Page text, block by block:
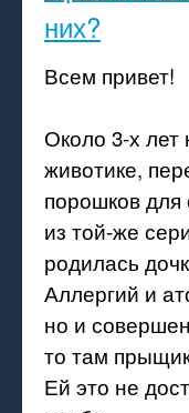
них?
Всем привет!
Около 3-х
животике,
порошков для
из той-же
родилась
Аллергий и
но и
то там
Ей это не